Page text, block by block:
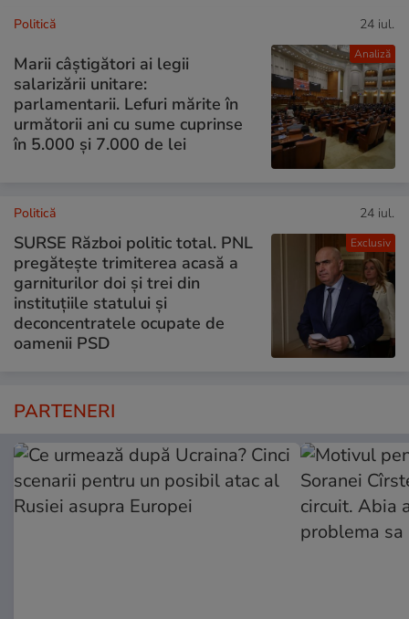
Analiză
Politică 24 iul.
Marii câștigători ai legii
salarizării unitare:
parlamentarii. Lefuri mărite în
următorii ani cu sume cuprinse
în 5.000 și 7.000 de lei
Exclusiv
Politică 24 iul.
SURSE Război politic total. PNL
pregătește trimiterea acasă a
garniturilor doi și trei din
instituțiile statului și
deconcentratele ocupate de
oamenii PSD
PARTENERI